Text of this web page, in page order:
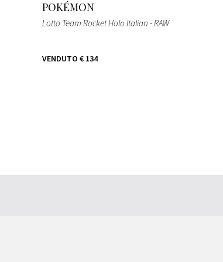
POKÉMON
Lotto Team Rocket Holo Italian - RAW
VENDUTO € 134